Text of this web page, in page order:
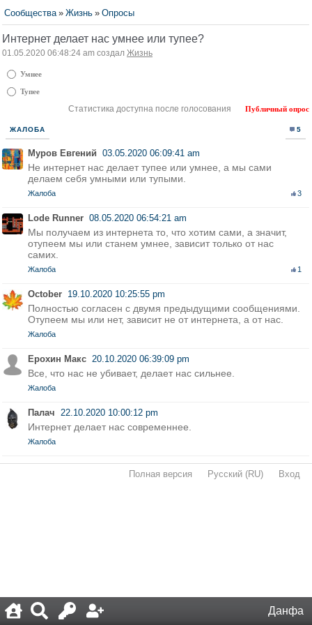
Данфа
Сообщества » Жизнь » Опросы
Интернет делает нас умнее или тупее?
01.05.2020 06:48:24 am создал Жизнь
Умнее
Тупее
Статистика доступна после голосования Публичный опрос
ЖАЛОБА 5
Муров Евгений 03.05.2020 06:09:41 am
Не интернет нас делает тупее или умнее, а мы сами
делаем себя умными или тупыми.
Жалоба 3
Lode Runner 08.05.2020 06:54:21 am
Мы получаем из интернета то, что хотим сами, а значит,
отупеем мы или станем умнее, зависит только от нас
самих.
Жалоба 1
October 19.10.2020 10:25:55 pm
Полностью согласен с двумя предыдущими сообщениями.
Отупеем мы или нет, зависит не от интернета, а от нас.
Жалоба
Ерохин Макс 20.10.2020 06:39:09 pm
Все, что нас не убивает, делает нас сильнее.
Жалоба
Палач 22.10.2020 10:00:12 pm
Интернет делает нас современнее.
Жалоба
Полная версия Русский (RU) Вход